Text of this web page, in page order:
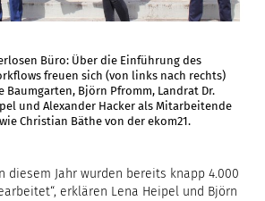
Büro: Über die Einführung des
freuen sich (von links nach rechts)
Baumgarten, Björn Pfromm, Landrat Dr.
und Alexander Hacker als Mitarbeitende
Christian Bäthe von der ekom21.
diesem Jahr wurden bereits knapp 4.000
erklären Lena Heipel und Björn